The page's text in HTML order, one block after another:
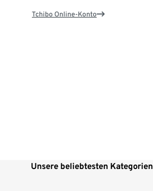
Tchibo Online-Konto
Unsere beliebtesten Kategorien